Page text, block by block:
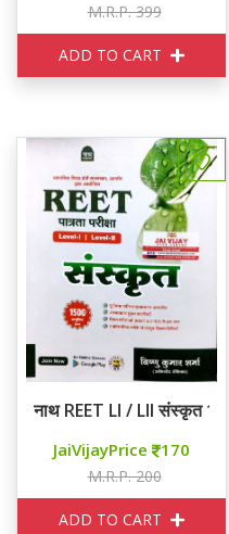
M.R.P. 399
ADD TO CART
नाथ REET LI / LII संस्कृत
JaiVijayPrice 170
M.R.P. 200
ADD TO CART